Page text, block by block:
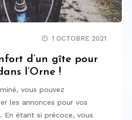
1 OCTOBRE 2021
d’un gîte pour
l’Orne !
vous pouvez
les annonces pour vos
En étant si précoce, vous